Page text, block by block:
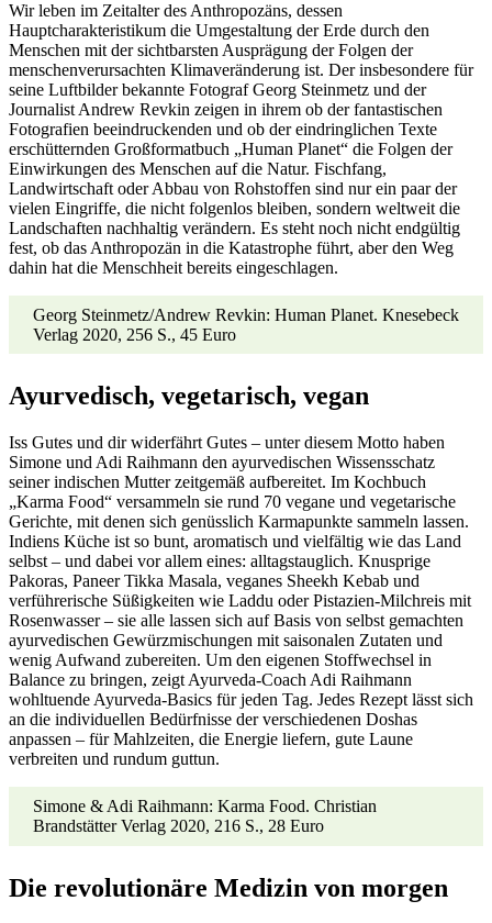
Wir leben im Zeitalter des Anthropozäns, dessen
Hauptcharakteristikum die Umgestaltung der Erde durch den
Menschen mit der sichtbarsten Ausprägung der Folgen der
menschenverursachten Klimaveränderung ist. Der insbesondere für
seine Luftbilder bekannte Fotograf Georg Steinmetz und der
Journalist Andrew Revkin zeigen in ihrem ob der fantastischen
Fotografien beeindruckenden und ob der eindringlichen Texte
erschütternden Großformatbuch „Human Planet“ die Folgen der
Einwirkungen des Menschen auf die Natur. Fischfang,
Landwirtschaft oder Abbau von Rohstoffen sind nur ein paar der
vielen Eingriffe, die nicht folgenlos bleiben, sondern weltweit die
Landschaften nachhaltig verändern. Es steht noch nicht endgültig
fest, ob das Anthropozän in die Katastrophe führt, aber den Weg
dahin hat die Menschheit bereits eingeschlagen.
Georg Steinmetz/Andrew Revkin: Human Planet. Knesebeck
Verlag 2020, 256 S., 45 Euro
Ayurvedisch, vegetarisch, vegan
Iss Gutes und dir widerfährt Gutes – unter diesem Motto haben
Simone und Adi Raihmann den ayurvedischen Wissensschatz
seiner indischen Mutter zeitgemäß aufbereitet. Im Kochbuch
„Karma Food“ versammeln sie rund 70 vegane und vegetarische
Gerichte, mit denen sich genüsslich Karmapunkte sammeln lassen.
Indiens Küche ist so bunt, aromatisch und vielfältig wie das Land
selbst – und dabei vor allem eines: alltagstauglich. Knusprige
Pakoras, Paneer Tikka Masala, veganes Sheekh Kebab und
verführerische Süßigkeiten wie Laddu oder Pistazien-Milchreis mit
Rosenwasser – sie alle lassen sich auf Basis von selbst gemachten
ayurvedischen Gewürzmischungen mit saisonalen Zutaten und
wenig Aufwand zubereiten. Um den eigenen Stoffwechsel in
Balance zu bringen, zeigt Ayurveda-Coach Adi Raihmann
wohltuende Ayurveda-Basics für jeden Tag. Jedes Rezept lässt sich
an die individuellen Bedürfnisse der verschiedenen Doshas
anpassen – für Mahlzeiten, die Energie liefern, gute Laune
verbreiten und rundum guttun.
Simone & Adi Raihmann: Karma Food. Christian
Brandstätter Verlag 2020, 216 S., 28 Euro
Die revolutionäre Medizin von morgen